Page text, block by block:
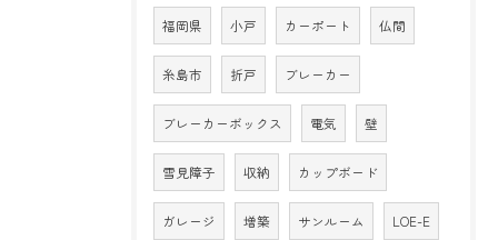
福岡県 小戸 カーポート 仏間
糸島市 折戸 ブレーカー
ブレーカーボックス 電気 壁
雪見障子 収納 カップボード
ガレージ 増築 サンルーム LOE-E